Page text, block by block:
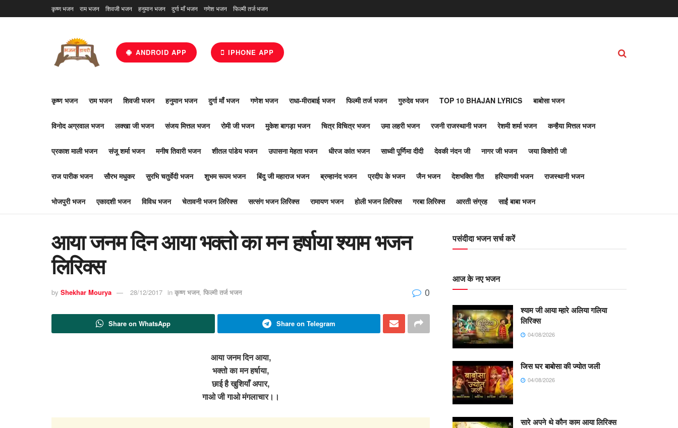
कृष्ण भजन राम भजन शिवजी भजन हनुमान भजन दुर्गा माँ भजन गणेश भजन फिल्मी तर्ज भजन
ANDROID APP IPHONE APP
कृष्ण भजन राम भजन शिवजी भजन हनुमान भजन दुर्गा माँ भजन गणेश भजन राधा-मीराबाई भजन फिल्मी तर्ज भजन गुरुदेव भजन TOP 10 BHAJAN LYRICS बाबोसा भजन
विनोद अग्रवाल भजन लक्खा जी भजन संजय मित्तल भजन रोमी जी भजन मुकेश बागड़ा भजन चित्र विचित्र भजन उमा लहरी भजन रजनी राजस्थानी भजन रेशमी शर्मा भजन कन्हैया मित्तल भजन
प्रकाश माली भजन संजू शर्मा भजन मनीष तिवारी भजन शीतल पांडेय भजन उपासना मेहता भजन धीरज कांत भजन साध्वी पूर्णिमा दीदी देवकी नंदन जी नागर जी भजन जया किशोरी जी
राज पारीक भजन सौरभ मधुकर सुरभि चतुर्वेदी भजन शुभम रूपम भजन बिंदु जी महाराज भजन ब्रम्हानंद भजन प्रदीप के भजन जैन भजन देशभक्ति गीत हरियाणवी भजन राजस्थानी भजन
भोजपुरी भजन एकादशी भजन विविध भजन चेतावनी भजन लिरिक्स सत्संग भजन लिरिक्स रामायण भजन होली भजन लिरिक्स गरबा लिरिक्स आरती संग्रह साईं बाबा भजन
आया जनम दिन आया भक्तो का मन हर्षाया श्याम भजन
लिरिक्स
by Shekhar Mourya 28/12/2017 in कृष्ण भजन, फिल्मी तर्ज भजन 0
Share on WhatsApp Share on Telegram
आया जनम दिन आया,
भक्तो का मन हर्षाया,
छाई है खुशियाँ अपार,
गाओ जी गाओ मंगलाचार।।
पसंदीदा भजन सर्च करें
आज के नए भजन
श्याम जी आया म्हारे अलिया गलिया
लिरिक्स
04/08/2026
जिस घर बाबोसा की ज्योत जली
04/08/2026
सारे अपने थे कौन काम आया लिरिक्स